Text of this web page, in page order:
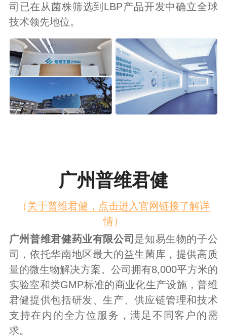
司已在从菌株筛选到LBP产品开发中确立全球
技术领先地位。
广州普维君健
（关于普维君健，点击进入官网链接了解详
情）
广州普维君健药业有限公司 是知易生物的子公
司，依托华南地区最大的益生菌库，提供高质
量的微生物解决方案。公司拥有8,000平方米的
实验室和类GMP标准的商业化生产设施，普维
君健提供包括研发、生产、供应链管理和技术
支持在内的全方位服务，满足不同客户的需
求。